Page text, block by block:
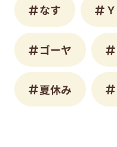
なす
ゴーヤ
夏休み